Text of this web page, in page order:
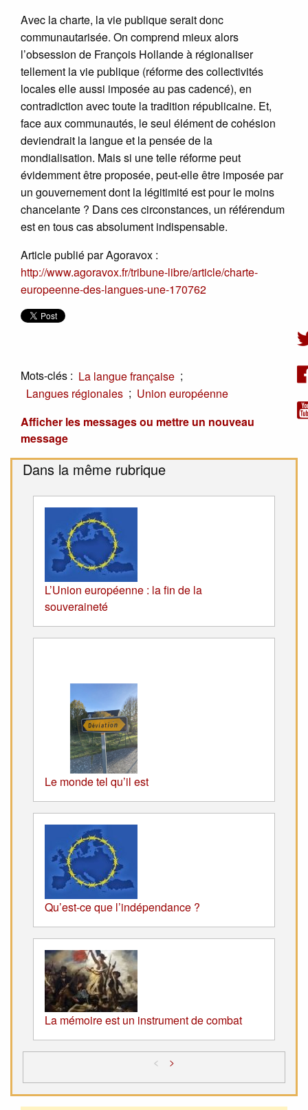
Avec la charte, la vie publique serait donc
communautarisée. On comprend mieux alors
l’obsession de François Hollande à régionaliser
tellement la vie publique (réforme des collectivités
locales elle aussi imposée au pas cadencé), en
contradiction avec toute la tradition républicaine. Et,
face aux communautés, le seul élément de cohésion
deviendrait la langue et la pensée de la
mondialisation. Mais si une telle réforme peut
évidemment être proposée, peut-elle être imposée par
un gouvernement dont la légitimité est pour le moins
chancelante ? Dans ces circonstances, un référendum
est en tous cas absolument indispensable.
Article publié par Agoravox :
http://www.agoravox.fr/tribune-libre/article/charte-
europeenne-des-langues-une-170762
Mots-clés : La langue française ;
Langues régionales ; Union européenne
Afficher les messages ou mettre un nouveau
message
Dans la même rubrique
L’Union européenne : la fin de la
souveraineté
Le monde tel qu’il est
Qu’est-ce que l’indépendance ?
La mémoire est un instrument de combat
< >